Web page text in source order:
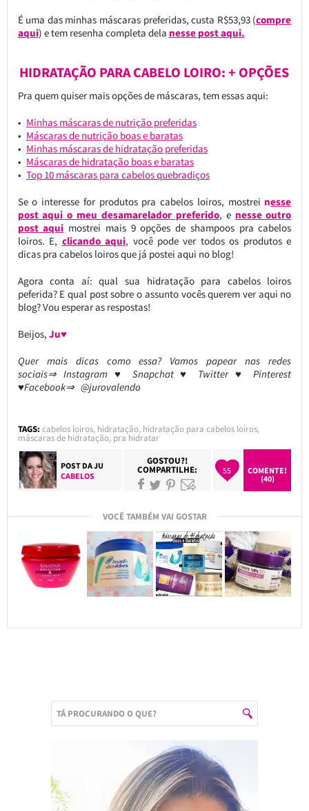
É uma das minhas máscaras preferidas, custa R$53,93 (compre
aqui) e tem resenha completa dela nesse post aqui.
HIDRATAÇÃO PARA CABELO LOIRO: + OPÇÕES
Pra quem quiser mais opções de máscaras, tem essas aqui:
Minhas máscaras de nutrição preferidas
Máscaras de nutrição boas e baratas
Minhas máscaras de hidratação preferidas
Máscaras de hidratação boas e baratas
Top 10 máscaras para cabelos quebradiços
Se o interesse for produtos pra cabelos loiros, mostrei nesse
post aqui o meu desamarelador preferido, e nesse outro
post aqui mostrei mais 9 opções de shampoos pra cabelos
loiros. E, clicando aqui, você pode ver todos os produtos e
dicas pra cabelos loiros que já postei aqui no blog!
Agora conta aí: qual sua hidratação para cabelos loiros
peferida? E qual post sobre o assunto vocês querem ver aqui no
blog? Vou esperar as respostas!
Beijos, Ju♥
Quer mais dicas como essa? Vamos papear nas redes
sociais⇒ Instagram ♥ Snapchat ♥ Twitter ♥ Pinterest
♥Facebook⇒ @jurovalendo
TAGS: cabelos loiros, hidratação, hidratação para cabelos loiros,
máscaras de hidratação, pra hidratar
POST DAJU
CABELOS
GOSTOU?!
COMPARTILHE: 55
COMENTE!
(40)
VOCÊ TAMBÉM VAI GOSTAR